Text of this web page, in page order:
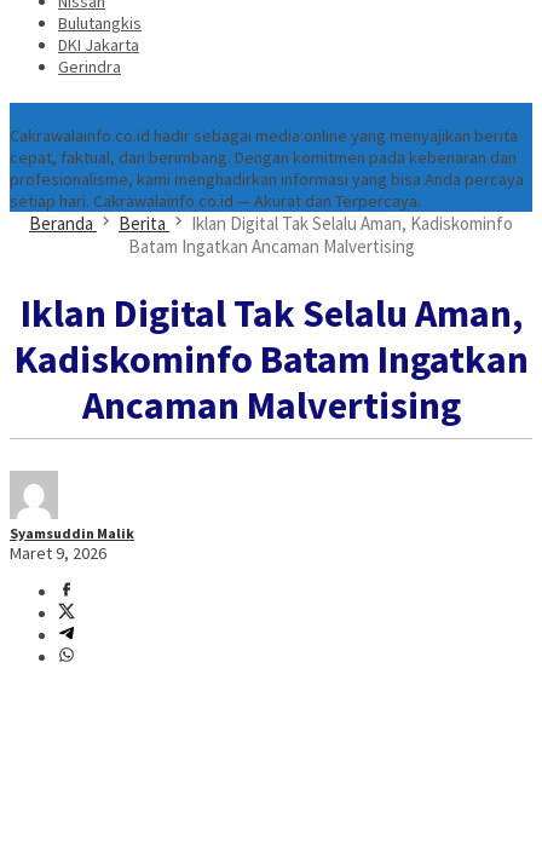
Bulutangkis
DKI Jakarta
Gerindra
Cakrawalainfo.co.id hadir sebagai media online yang menyajikan berita
cepat, faktual, dan berimbang. Dengan komitmen pada kebenaran dan
profesionalisme, kami menghadirkan informasi yang bisa Anda percaya
setiap hari. Cakrawalainfo.co.id — Akurat dan Terpercaya.
Beranda Berita
Iklan Digital Tak Selalu Aman, Kadiskominfo
Batam Ingatkan Ancaman Malvertising
Iklan Digital Tak Selalu Aman,
Kadiskominfo Batam Ingatkan
Ancaman Malvertising
Syamsuddin Malik
Maret 9, 2026